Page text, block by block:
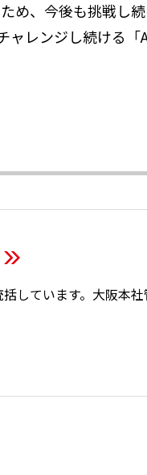
め、今後も挑戦し
レンジし続ける「
しています。大阪本